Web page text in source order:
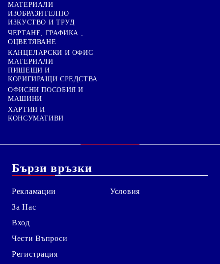
МАТЕРИАЛИ
ИЗОБРАЗИТЕЛНО
ИЗКУСТВО И ТРУД
ЧЕРТАНЕ, ГРАФИКА ,
ОЦВЕТЯВАНЕ
КАНЦЕЛАРСКИ И ОФИС
МАТЕРИАЛИ
ПИШЕЩИ И
КОРИГИРАЩИ СРЕДСТВА
ОФИСНИ ПОСОБИЯ И
МАШИНИ
ХАРТИИ И
КОНСУМАТИВИ
Бързи връзки
Рекламации
За Нас
Вход
Чести Въпроси
Регистрация
Условия